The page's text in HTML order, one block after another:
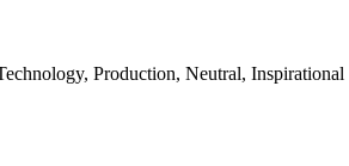
Production, Neutral, Inspirational